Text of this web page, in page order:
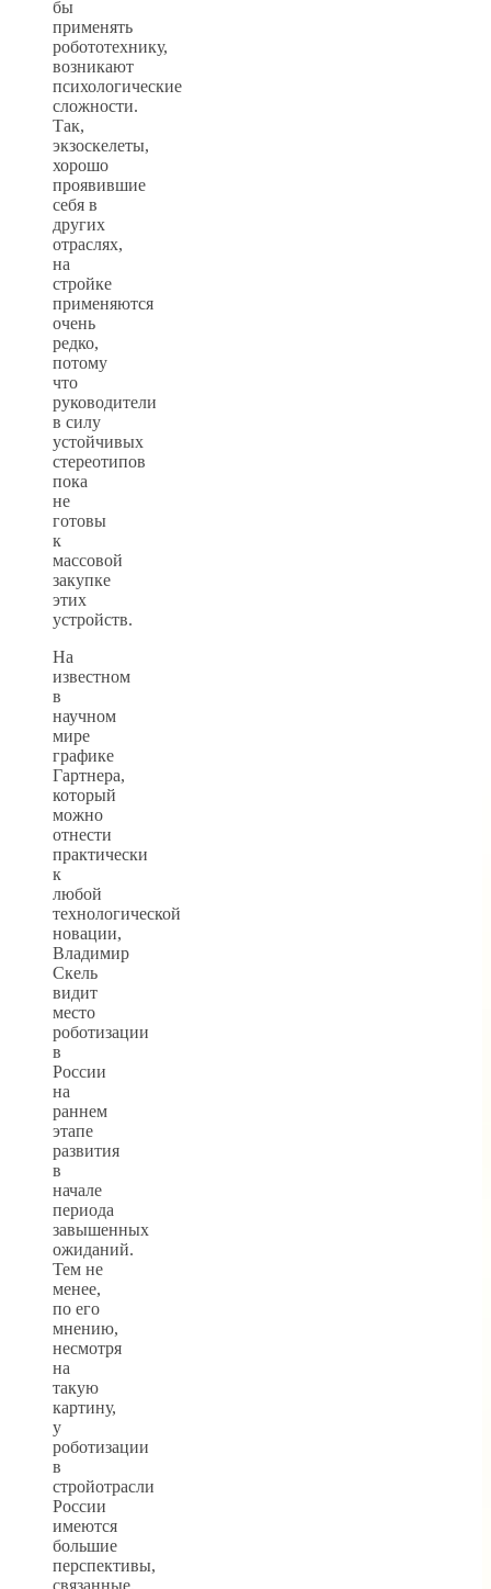
бы
применять
робототехнику,
возникают
психологические
сложности.
Так,
экзоскелеты,
хорошо
проявившие
себя в
других
отраслях,
на
стройке
применяются
очень
редко,
потому
что
руководители
в силу
устойчивых
стереотипов
пока
не
готовы
к
массовой
закупке
этих
устройств.
На
известном
в
научном
мире
графике
Гартнера,
который
можно
отнести
практически
к
любой
технологической
новации,
Владимир
Скель
видит
место
роботизации
в
России
на
раннем
этапе
развития
в
начале
периода
завышенных
ожиданий.
Тем не
менее,
по его
мнению,
несмотря
на
такую
картину,
у
роботизации
в
стройотрасли
России
имеются
большие
перспективы,